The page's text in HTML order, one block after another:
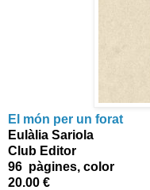
El món per un forat
Eulàlia Sariola
Club Editor
96 pàgines, color
20.00 €